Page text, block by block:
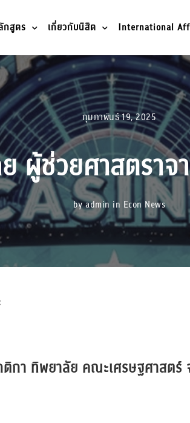
กสูตร เกี่ยวกับนิสิต International
กุมภาพันธ์ 19, 2025
ผู้ช่วยศาสตรา
by admin in Econ News
ติกา ทิพยาลัย คณะเศรษฐศาสต